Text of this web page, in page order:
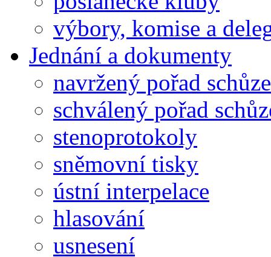
výbory, komise a
Jednání a dokumenty
navržený pořad schůze
schválený pořad
stenoprotokoly
sněmovní tisky
ústní interpelace
hlasování
usnesení